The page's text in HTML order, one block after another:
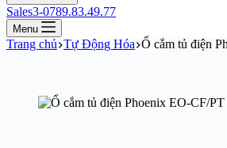
Sales3-0789.83.49.77
Menu
Trang chủ Tự Động Hóa Ổ cắm tủ điện